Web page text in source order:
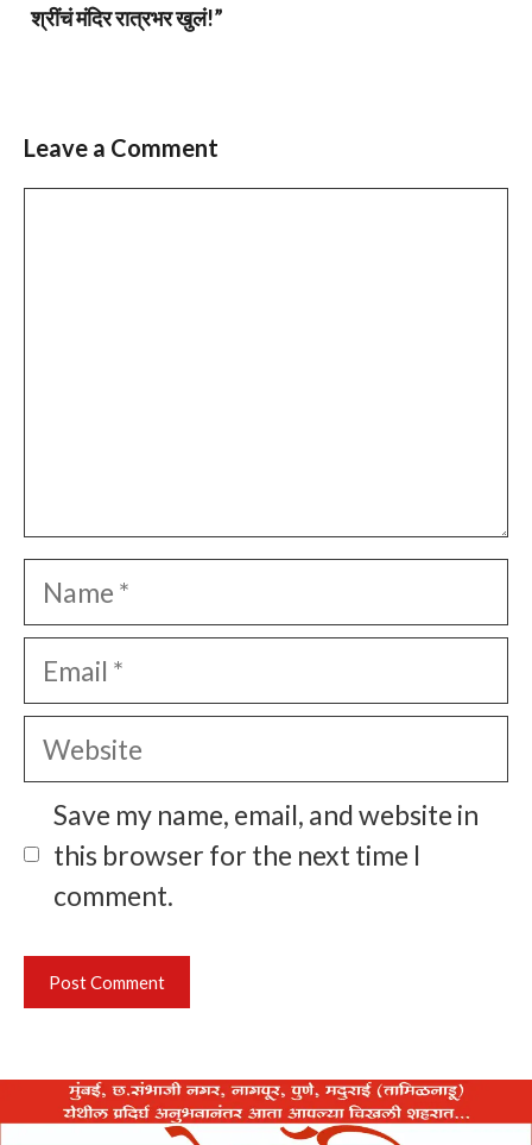
श्रींचं मंदिर रात्रभर खुलं!”
Leave a Comment
Name
Email
Website
Save my name, email, and website in
this browser for the next time I
comment.